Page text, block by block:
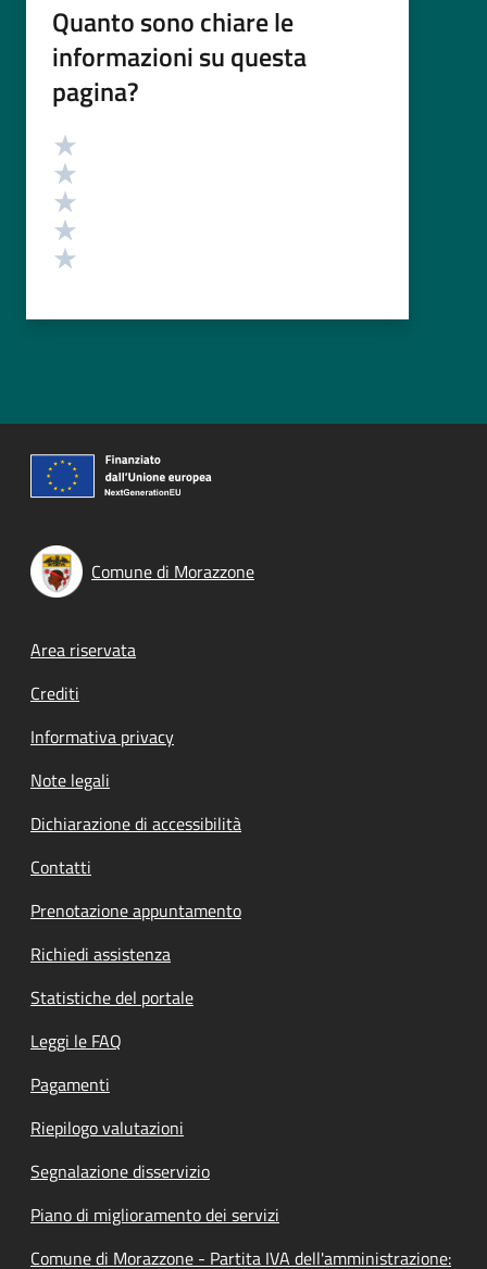
Quanto sono chiare le
informazioni su questa
pagina?
Valutazione
Comune di Morazzone
Footer menu
Area riservata
Crediti
Informativa privacy
Note legali
Dichiarazione di accessibilità
Contatti
Prenotazione appuntamento
Richiedi assistenza
Statistiche del portale
Leggi le FAQ
Pagamenti
Riepilogo valutazioni
Segnalazione disservizio
Piano di miglioramento dei servizi
Comune di Morazzone - Partita IVA dell'amministrazione: